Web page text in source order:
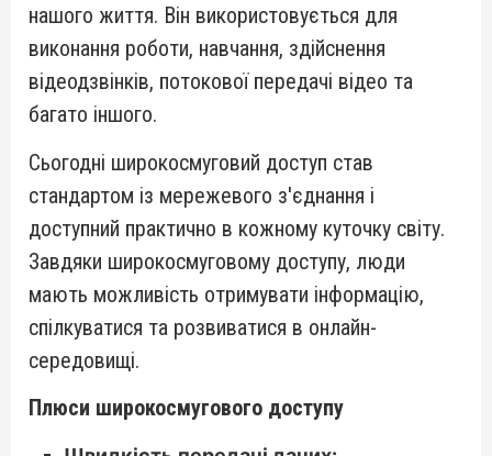
нашого життя. Він використовується для
виконання роботи, навчання, здійснення
відеодзвінків, потокової передачі відео та
багато іншого.
Сьогодні широкосмуговий доступ став
стандартом із мережевого з'єднання і
доступний практично в кожному куточку світу.
Завдяки широкосмуговому доступу, люди
мають можливість отримувати інформацію,
спілкуватися та розвиватися в онлайн-
середовищі.
Плюси широкосмугового доступу